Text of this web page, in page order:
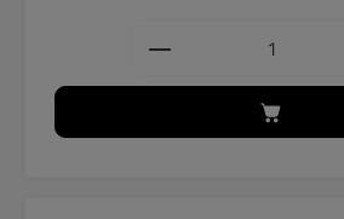
Produkt Anzahl: